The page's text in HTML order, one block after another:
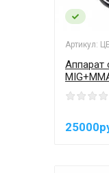
Артикул:
Аппарат